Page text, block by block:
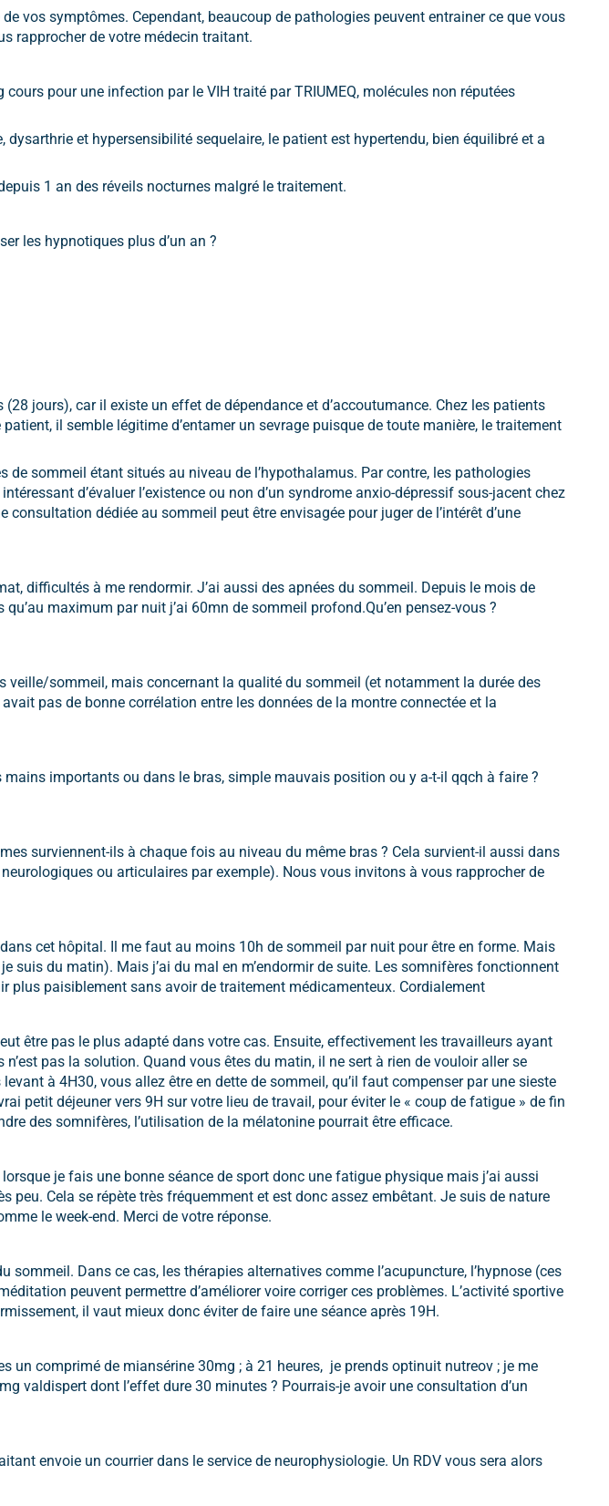
vos symptômes. Cependant, beaucoup de pathologies peuvent entrainer ce que vous
rapprocher de votre médecin traitant.
pour une infection par le VIH traité par TRIUMEQ, molécules non réputées
et hypersensibilité sequelaire, le patient est hypertendu, bien équilibré et a
1 an des réveils nocturnes malgré le traitement.
les hypnotiques plus d’un an ?
jours), car il existe un effet de dépendance et d’accoutumance. Chez les patients
il semble légitime d’entamer un sevrage puisque de toute manière, le traitement
de sommeil étant situés au niveau de l’hypothalamus. Par contre, les pathologies
d’évaluer l’existence ou non d’un syndrome anxio-dépressif sous-jacent chez
dédiée au sommeil peut être envisagée pour juger de l’intérêt d’une
difficultés à me rendormir. J’ai aussi des apnées du sommeil. Depuis le mois de
maximum par nuit j’ai 60mn de sommeil profond.Qu’en pensez-vous ?
veille/sommeil, mais concernant la qualité du sommeil (et notamment la durée des
pas de bonne corrélation entre les données de la montre connectée et la
importants ou dans le bras, simple mauvais position ou y a-t-il qqch à faire ?
surviennent-ils à chaque fois au niveau du même bras ? Cela survient-il aussi dans
ou articulaires par exemple). Nous vous invitons à vous rapprocher de
cet hôpital. Il me faut au moins 10h de sommeil par nuit pour être en forme. Mais
du matin). Mais j’ai du mal en m’endormir de suite. Les somnifères fonctionnent
plus paisiblement sans avoir de traitement médicamenteux. Cordialement
être pas le plus adapté dans votre cas. Ensuite, effectivement les travailleurs ayant
pas la solution. Quand vous êtes du matin, il ne sert à rien de vouloir aller se
à 4H30, vous allez être en dette de sommeil, qu’il faut compenser par une sieste
petit déjeuner vers 9H sur votre lieu de travail, pour éviter le « coup de fatigue » de fin
des somnifères, l’utilisation de la mélatonine pourrait être efficace.
je fais une bonne séance de sport donc une fatigue physique mais j’ai aussi
peu. Cela se répète très fréquemment et est donc assez embêtant. Je suis de nature
le week-end. Merci de votre réponse.
Dans ce cas, les thérapies alternatives comme l’acupuncture, l’hypnose (ces
peuvent permettre d’améliorer voire corriger ces problèmes. L’activité sportive
il vaut mieux donc éviter de faire une séance après 19H.
un comprimé de miansérine 30mg ; à 21 heures, je prends optinuit nutreov ; je me
valdispert dont l’effet dure 30 minutes ? Pourrais-je avoir une consultation d’un
envoie un courrier dans le service de neurophysiologie. Un RDV vous sera alors